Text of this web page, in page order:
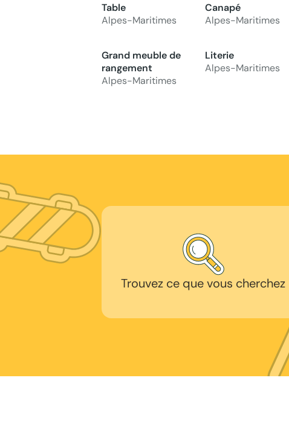
Table
Alpes-Maritimes
Canapé
Alpes-Maritimes
Grand meuble de
rangement
Alpes-Maritimes
Literie
Alpes-Maritimes
Trouvez ce que vous cherchez